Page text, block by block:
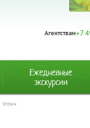
Агентствам+7
Ежедневные
экскурсии
Углич